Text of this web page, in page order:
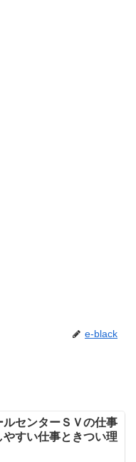
e-black
ルセンターＳＶの仕事
やすい仕事ときつい理